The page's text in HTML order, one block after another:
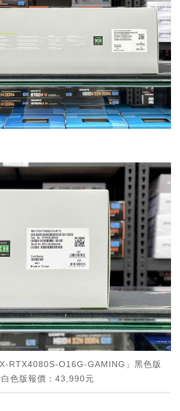
RTX4080S-O16G-GAMING」黑色版
色版報價：43,990元